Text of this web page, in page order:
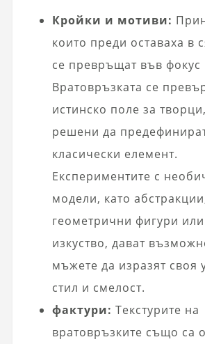
Кройки и мотиви:
които преди оставаха в
се превръщат във фокус
Вратовръзката се
истинско поле за
решени да
класически елемент.
Експериментите с
модели, като
геометрични фигури
изкуство, дават
мъжете да изразят своя
стил и смелост.
фактури: Текстурите на
вратовръзките също са